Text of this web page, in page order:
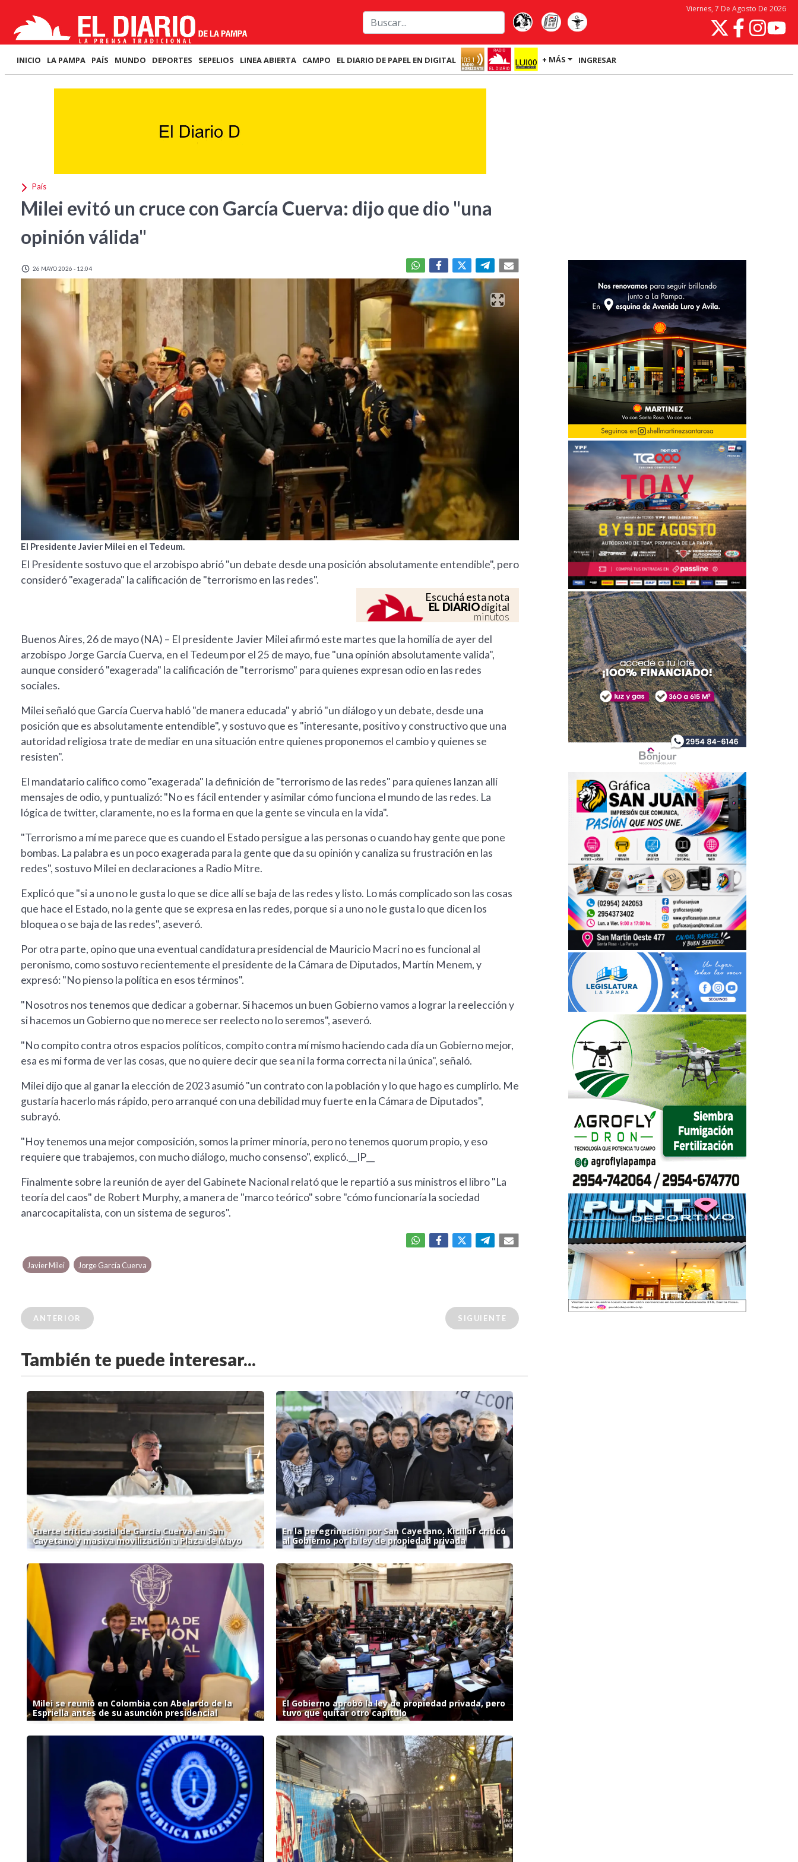
Viernes, 7 De Agosto De 2026
INICIO LA PAMPA PAÍS MUNDO DEPORTES SEPELIOS LINEA ABIERTA CAMPO EL DIARIO DE PAPEL EN DIGITAL + MÁS INGRESAR
País
Milei evitó un cruce con García Cuerva: dijo que dio "una
opinión válida"
26 MAYO 2026 - 12:04
El Presidente Javier Milei en el Tedeum.
El Presidente sostuvo que el arzobispo abrió "un debate desde una posición absolutamente entendible", pero
consideró "exagerada" la calificación de "terrorismo en las redes".
Escuchá esta nota
EL DIARIOdigital
minutos
Buenos Aires, 26 de mayo (NA) – El presidente Javier Milei afirmó este martes que la homilía de ayer del
arzobispo Jorge García Cuerva, en el Tedeum por el 25 de mayo, fue "una opinión absolutamente valida",
aunque consideró "exagerada" la calificación de "terrorismo" para quienes expresan odio en las redes
sociales.
Milei señaló que García Cuerva habló "de manera educada" y abrió "un diálogo y un debate, desde una
posición que es absolutamente entendible", y sostuvo que es "interesante, positivo y constructivo que una
autoridad religiosa trate de mediar en una situación entre quienes proponemos el cambio y quienes se
resisten".
El mandatario califico como "exagerada" la definición de "terrorismo de las redes" para quienes lanzan allí
mensajes de odio, y puntualizó: "No es fácil entender y asimilar cómo funciona el mundo de las redes. La
lógica de twitter, claramente, no es la forma en que la gente se vincula en la vida".
"Terrorismo a mí me parece que es cuando el Estado persigue a las personas o cuando hay gente que pone
bombas. La palabra es un poco exagerada para la gente que da su opinión y canaliza su frustración en las
redes", sostuvo Milei en declaraciones a Radio Mitre.
Explicó que "si a uno no le gusta lo que se dice allí se baja de las redes y listo. Lo más complicado son las cosas
que hace el Estado, no la gente que se expresa en las redes, porque si a uno no le gusta lo que dicen los
bloquea o se baja de las redes", aseveró.
Por otra parte, opino que una eventual candidatura presidencial de Mauricio Macri no es funcional al
peronismo, como sostuvo recientemente el presidente de la Cámara de Diputados, Martín Menem, y
expresó: "No pienso la política en esos términos".
"Nosotros nos tenemos que dedicar a gobernar. Si hacemos un buen Gobierno vamos a lograr la reelección y
si hacemos un Gobierno que no merece ser reelecto no lo seremos", aseveró.
"No compito contra otros espacios políticos, compito contra mí mismo haciendo cada día un Gobierno mejor,
esa es mi forma de ver las cosas, que no quiere decir que sea ni la forma correcta ni la única", señaló.
Milei dijo que al ganar la elección de 2023 asumió "un contrato con la población y lo que hago es cumplirlo. Me
gustaría hacerlo más rápido, pero arranqué con una debilidad muy fuerte en la Cámara de Diputados",
subrayó.
"Hoy tenemos una mejor composición, somos la primer minoría, pero no tenemos quorum propio, y eso
requiere que trabajemos, con mucho diálogo, mucho consenso", explicó.__IP__
Finalmente sobre la reunión de ayer del Gabinete Nacional relató que le repartió a sus ministros el libro "La
teoría del caos" de Robert Murphy, a manera de "marco teórico" sobre "cómo funcionaría la sociedad
anarcocapitalista, con un sistema de seguros".
Javier Milei Jorge García Cuerva
ANTERIOR SIGUIENTE
También te puede interesar...
Fuerte crítica social de García Cuerva en San
Cayetano y masiva movilización a Plaza de Mayo
En la peregrinación por San Cayetano, Kicillof criticó
al Gobierno por la ley de propiedad privada
Milei se reunió en Colombia con Abelardo de la
Espriella antes de su asunción presidencial
El Gobierno aprobó la ley de propiedad privada, pero
tuvo que quitar otro capítulo